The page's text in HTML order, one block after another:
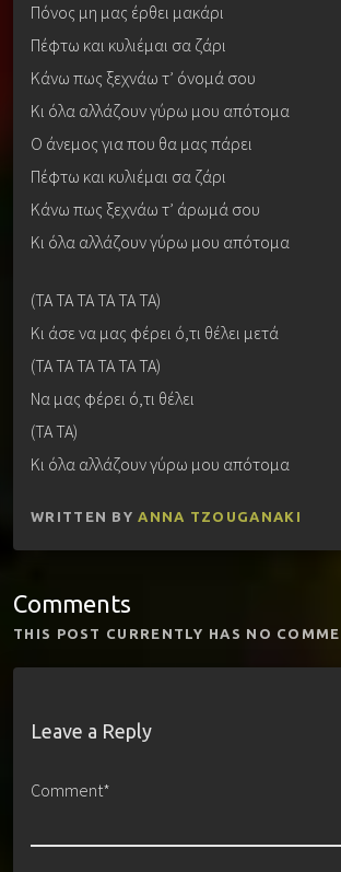
Πόνος μη μας έρθει μακάρι
Πέφτω και κυλιέμαι σα ζάρι
Κάνω πως ξεχνάω τ’ όνομά σου
Κι όλα αλλάζουν γύρω μου απότομα
Ο άνεμος για που θα μας πάρει
Πέφτω και κυλιέμαι σα ζάρι
Κάνω πως ξεχνάω τ’ άρωμά σου
Κι όλα αλλάζουν γύρω μου απότομα
(ΤΑ ΤΑ ΤΑ ΤΑ ΤΑ ΤΑ)
Κι άσε να μας φέρει ό,τι θέλει μετά
(ΤΑ ΤΑ ΤΑ ΤΑ ΤΑ ΤΑ)
Να μας φέρει ό,τι θέλει
(ΤΑ ΤΑ)
Κι όλα αλλάζουν γύρω μου απότομα
WRITTEN BYANNA TZOUGANAKI
Comments
THIS POST CURRENTLY HAS NO
Leave a Reply
Comment*